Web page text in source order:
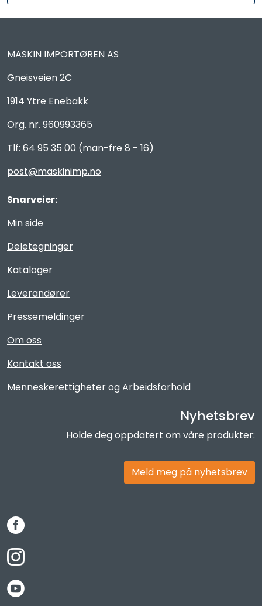
MASKIN IMPORTØREN AS
Gneisveien 2C
1914 Ytre Enebakk
Org. nr. 960993365
Tlf: 64 95 35 00 (man-fre 8 - 16)
post@maskinimp.no
Snarveier:
Min side
Deletegninger
Kataloger
Leverandører
Pressemeldinger
Om oss
Kontakt oss
Menneskerettigheter og Arbeidsforhold
Nyhetsbrev
Holde deg oppdatert om våre produkter:
Meld meg på nyhetsbrev
Kataloger